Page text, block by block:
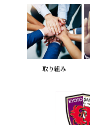
取り組み